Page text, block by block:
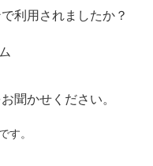
利用されましたか？
聞かせください。
です。